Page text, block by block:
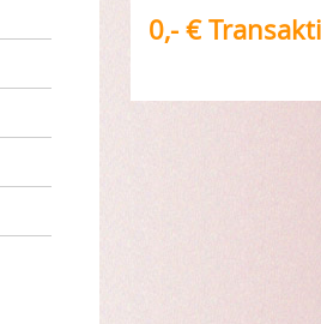
0,- €